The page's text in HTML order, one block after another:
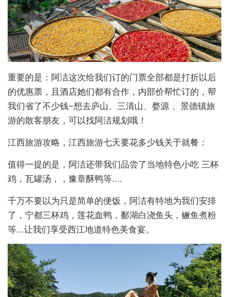
重要的是：阿洁这次给我们订的门票全部都是打折以后
的优惠票，且酒店她们都有合作，内部价帮忙订的，帮
我们省了不少钱~想去庐山、三清山、婺源 、景德镇旅
游的散客朋友，可以找阿洁规划哦！
江西旅游攻略，江西旅游七天要花多少钱关于就餐：
值得一提的是，阿洁还带我们品尝了当地特色小吃 三杯
鸡，瓦罐汤，，豫章酥鸭等....
千万不要以为只是简单的便饭，阿洁有特地为我们安排
了，宁都三杯鸡，莲花血鸭，鄱湖白浇鱼头，鳜鱼煮粉
等...让我们享受西江地道特色美食宴。